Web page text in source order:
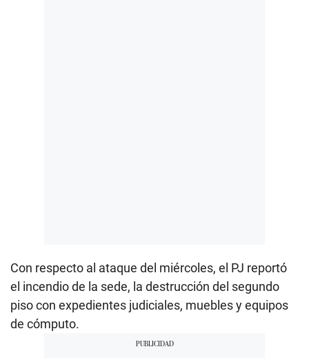
Con respecto al ataque del miércoles, el PJ reportó
el incendio de la sede, la destrucción del segundo
piso con expedientes judiciales, muebles y equipos
de cómputo.